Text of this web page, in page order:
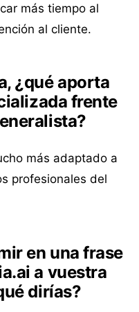
más tiempo al
al cliente.
¿qué aporta
frente
más adaptado a
profesionales del
en una frase
a vuestra
dirías?